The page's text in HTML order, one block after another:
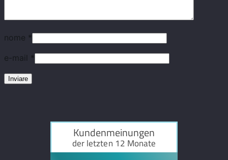
nome *
e-mail *